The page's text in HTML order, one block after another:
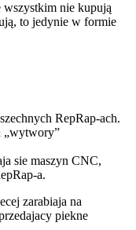
nie kupują
to jedynie w formie
RepRap-ach.
„wytwory”
sie maszyn CNC,
a.
zarabiaja na
piekne